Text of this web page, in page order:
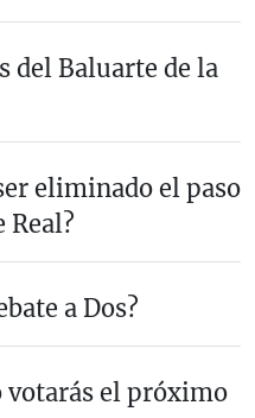
del Baluarte de la
eliminado el paso
Real?
a Dos?
el próximo